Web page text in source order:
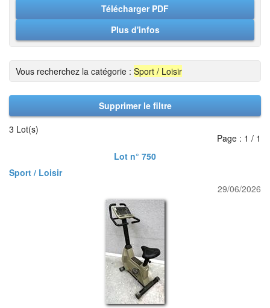
Télécharger PDF
Plus d'infos
Vous recherchez la catégorie : Sport / Loisir
Supprimer le filtre
3 Lot(s)
Page : 1 / 1
Lot n° 750
Sport / Loisir
29/06/2026